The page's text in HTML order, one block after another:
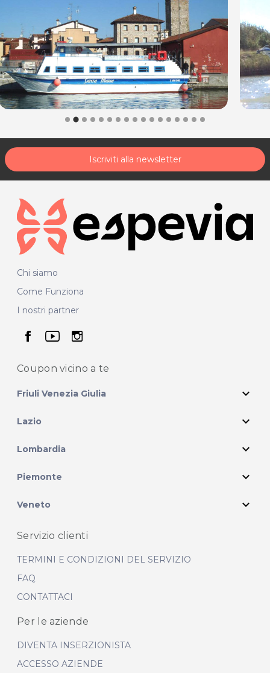
Iscriviti alla newsletter
Chi siamo
Come Funziona
I nostri partner
seguici su facebook
seguici su youtube
seguici su instagram
Coupon vicino a te
Friuli Venezia Giulia expand_more
Lazio expand_more
Lombardia expand_more
Piemonte expand_more
Veneto expand_more
Servizio clienti
TERMINI E CONDIZIONI DEL SERVIZIO
FAQ
CONTATTACI
Per le aziende
DIVENTA INSERZIONISTA
ACCESSO AZIENDE